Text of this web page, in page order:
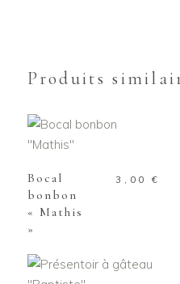
Produits
AJOUTER AU
PANIER
Bocal
bonbon
« Mathis
»
3,00€
AJOUTER AU
PANIER